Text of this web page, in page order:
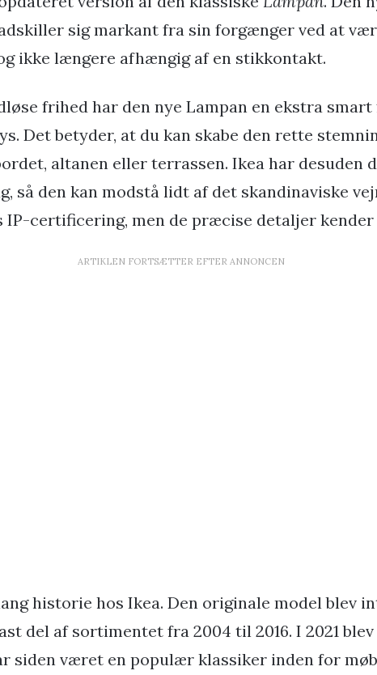
sig markant fra sin forgænger ved at
ikke længere afhængig af en stikkontakt.
frihed har den nye Lampan en ekstra
Det betyder, at du kan skabe den rette
altanen eller terrassen. Ikea har desuden
så den kan modstå lidt af det skandinaviske
IP-certificering, men de præcise detaljer kender
ARTIKLEN FORTSÆTTER EFTER ANNONCEN
historie hos Ikea. Den originale model blev
del af sortimentet fra 2004 til 2016. I 2021
siden været en populær klassiker inden for